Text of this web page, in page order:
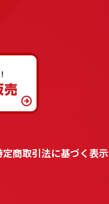
定商取引法に基づく表示